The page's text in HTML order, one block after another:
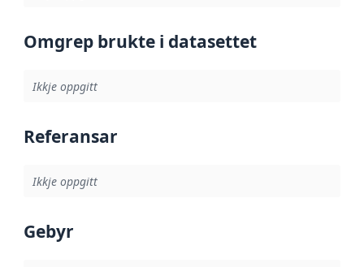
Omgrep brukte i datasettet
Ikkje oppgitt
Referansar
Ikkje oppgitt
Gebyr